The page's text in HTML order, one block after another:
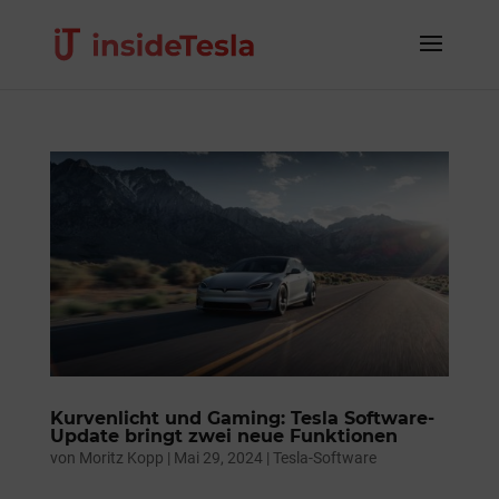
Kurvenlicht und Gaming: Tesla Software-
Update bringt zwei neue Funktionen
von Moritz Kopp | Mai 29, 2024| Tesla-Software